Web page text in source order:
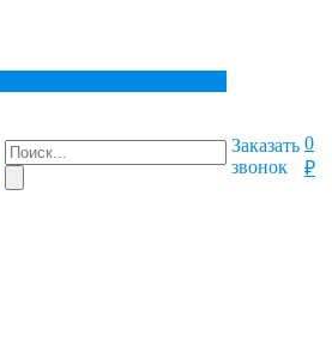
Заказать
звонок
0
₽